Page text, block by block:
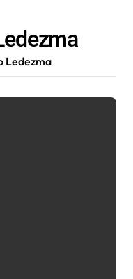
Ledezma